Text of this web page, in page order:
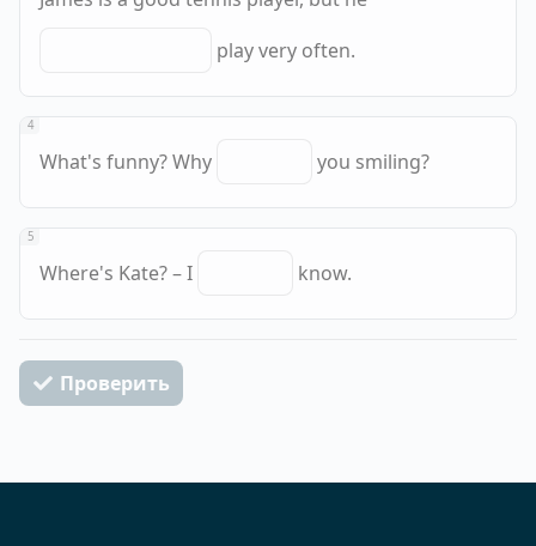
play very often.
4
What's funny? Why you smiling?
5
Where's Kate? – I know.
Проверить